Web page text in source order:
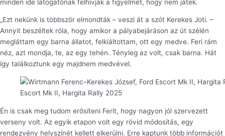
minden ide látogatónak felhívják a figyelmét, hogy nem játék.
„Ezt nekünk is többször elmondták – veszi át a szót Kerekes Joti. –
Annyit beszéltek róla, hogy amikor a pályabejáráson az út szélén
megláttam egy barna állatot, felkiáltottam, ott egy medve. Feri rám
néz, azt mondja, te, az egy tehén. Tényleg az volt, csak barna. Hát
így találkoztunk egy majdnem medvével.
Escort Mk II, Hargita Rally 2025
Én is csak meg tudom erősíteni Ferit, hogy nagyon jól szervezett
verseny volt. Az egyik etapon volt egy rövid módosítás, egy
rendezvény helyszínét kellett elkerülni. Erre kaptunk több információt